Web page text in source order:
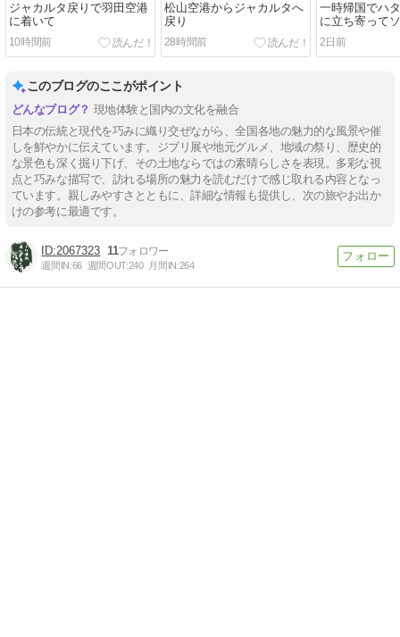
ジャカルタ戻りで羽田空港
に着いて
10時間前
松山空港からジャカルタへ
戻り
28時間前
一時帰国でハ
に立ち寄って
ム
2日前
このブログのここがポイント
現地体験と国内の文化を融合
日本の伝統と現代を巧みに織り交ぜながら、全国各地の魅力的な風景や催
しを鮮やかに伝えています。ジブリ展や地元グルメ、地域の祭り、歴史的
な景色も深く掘り下げ、その土地ならではの素晴らしさを表現。多彩な視
点と巧みな描写で、訪れる場所の魅力を読むだけで感じ取れる内容となっ
ています。親しみやすさとともに、詳細な情報も提供し、次の旅やお出か
けの参考に最適です。
2067323 11
週間IN:66 週間OUT:240 月間IN:264